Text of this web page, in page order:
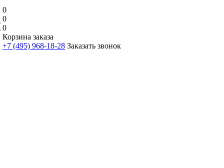
0
0
0
Корзина заказа
+7 (495) 968-18-28 Заказать звонок